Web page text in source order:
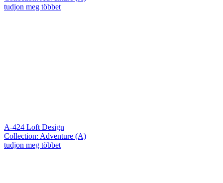
tudjon meg többet
A-424 Loft Design
Collection: Adventure (A)
tudjon meg többet